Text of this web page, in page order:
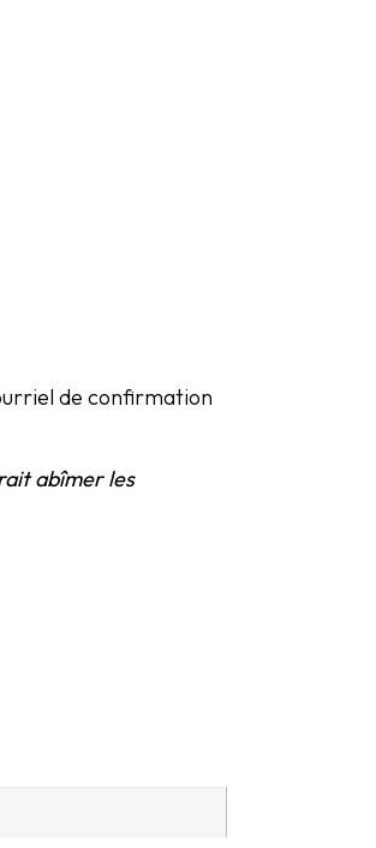
de confirmation
abîmer les